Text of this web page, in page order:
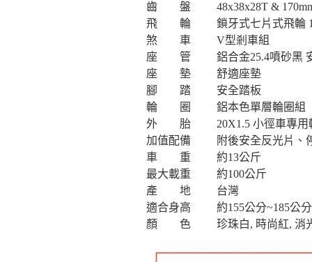
齒 盤
48x38x28T &
飛 輪
鎖牙式七片式飛輪
煞 車
V型剎車組
座 管
鋁合金25.4噴砂黑
座 墊
舒適座墊
腳 踏
安全踏板
輪 圈
鋁本色單層輪圈組
外 胎
20X1.5 小徑車專用
加值配備
附後安全反光片、
車 重
約13公斤
最大載重
約100公斤
產 地
台灣
適合身高
約155公分~185公分
顏 色
珍珠白, 時尚紅, 消